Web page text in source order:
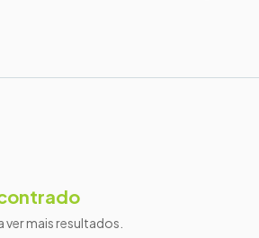
mais resultados.